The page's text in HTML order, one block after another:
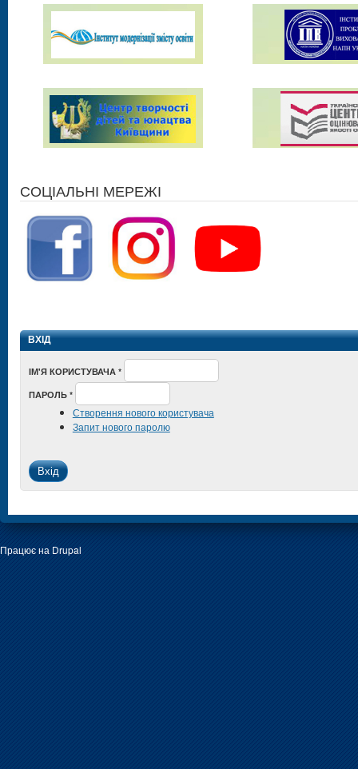
СОЦІАЛЬНІ МЕРЕЖІ
ВХІД
ІМ'Я КОРИСТУВАЧА *
ПАРОЛЬ *
Створення нового користувача
Запит нового паролю
Працює на Drupal